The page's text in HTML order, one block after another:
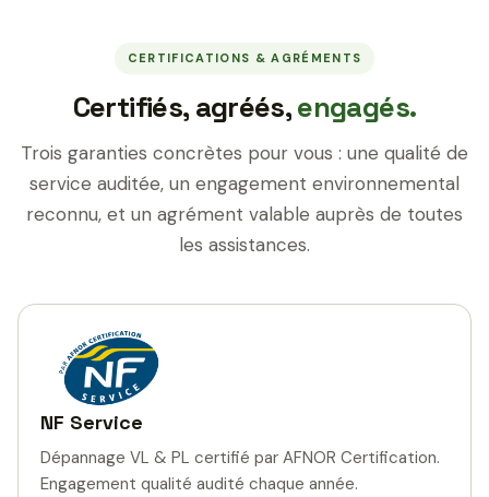
CERTIFICATIONS & AGRÉMENTS
Certifiés, agréés,engagés.
Trois garanties concrètes pour vous : une qualité de
service auditée, un engagement environnemental
reconnu, et un agrément valable auprès de toutes
les assistances.
NF Service
Dépannage VL & PL certifié par AFNOR Certification.
Engagement qualité audité chaque année.